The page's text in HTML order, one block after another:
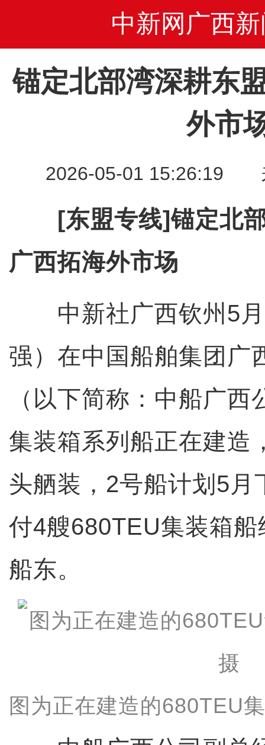
中新网广西新
锚定北部湾深耕东
外市
2026-05-01 15:26:19
[东盟专线]锚定北
广西拓海外市场
中新社广西钦州5月
强）在中国船舶集团广
（以下简称：中船广
集装箱系列船正在建造
头舾装，2号船计划5月
付4艘680TEU集装箱
船东。
图为正在建造的680TEU